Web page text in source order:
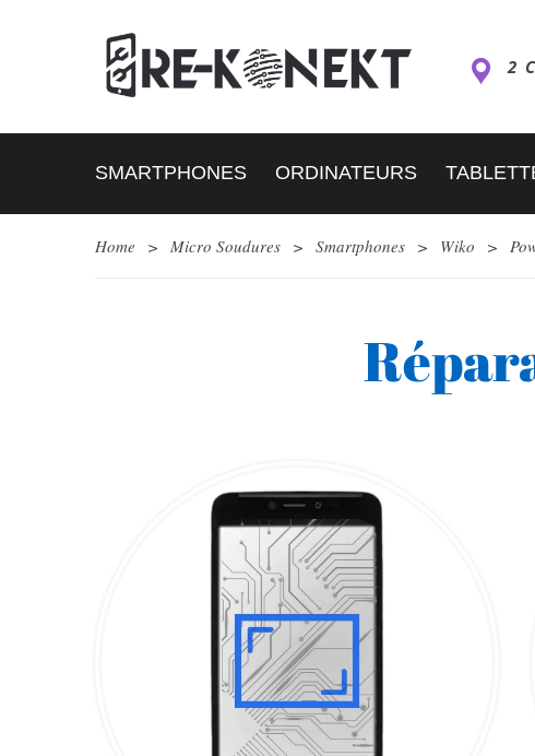
2
SMARTPHONES ORDINATEURS
Home > Micro Soudures > Smartphones > Wiko >